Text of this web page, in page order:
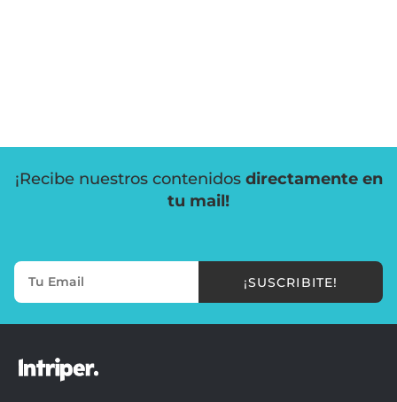
¡Recibe nuestros contenidos directamente en
tu mail!
¡SUSCRIBITE!